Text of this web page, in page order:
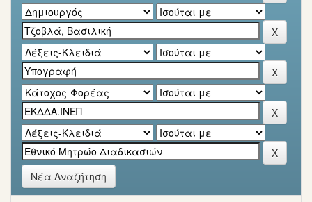
Νέα Αναζήτηση